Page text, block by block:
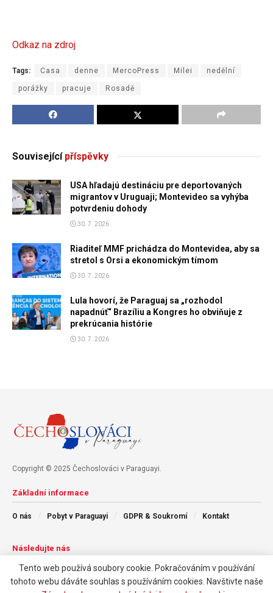
Odkaz na zdroj
Tags: Casa denne MercoPress Milei nedělní
porážky pracuje Rosadě
Souvisejícípříspěvky
USA hľadajú destináciu pre deportovaných
migrantov v Uruguaji; Montevideo sa vyhýba
potvrdeniu dohody
30. 7. 2026
Riaditeľ MMF prichádza do Montevidea, aby sa
stretol s Orsi a ekonomickým tímom
30. 7. 2026
Lula hovorí, že Paraguaj sa „rozhodol
napadnúť“ Brazíliu a Kongres ho obviňuje z
prekrúcania histórie
30. 7. 2026
Copyright © 2025 Čechoslováci v Paraguayi.
Základní informace
O nás Pobyt v Paraguayi GDPR & Soukromí Kontakt
Následujte nás
Tento web používá soubory cookie. Pokračováním v používání
tohoto webu dáváte souhlas s používáním cookies. Navštivte naše